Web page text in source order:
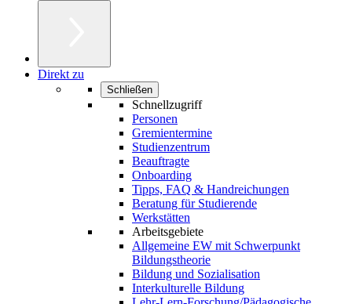
Direkt zu
Schließen
Schnellzugriff
Personen
Gremientermine
Studienzentrum
Beauftragte
Onboarding
Tipps, FAQ & Handreichungen
Beratung für Studierende
Werkstätten
Arbeitsgebiete
Allgemeine EW mit Schwerpunkt
Bildungstheorie
Bildung und Sozialisation
Interkulturelle Bildung